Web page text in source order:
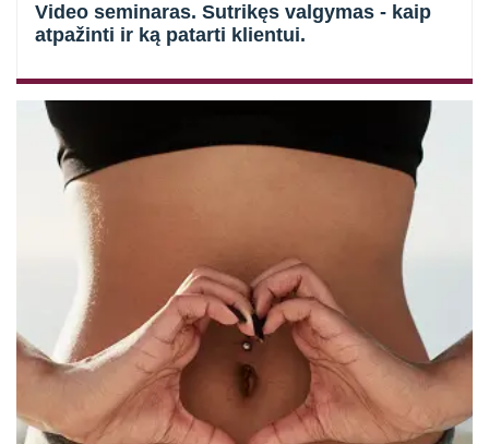
Video seminaras. Sutrikęs valgymas - kaip
atpažinti ir ką patarti klientui.